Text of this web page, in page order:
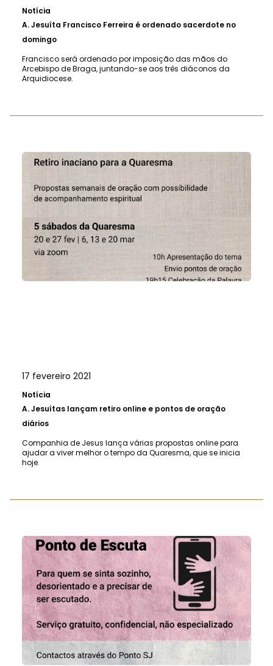
Notícia
A.Jesuíta Francisco Ferreira é ordenado sacerdote no
domingo
Francisco será ordenado por imposição das mãos do
Arcebispo de Braga, juntando-se aos três diáconos da
Arquidiocese.
17 fevereiro 2021
Notícia
A.Jesuítas lançam retiro online e pontos de oração
diários
Companhia de Jesus lança várias propostas online para
ajudar a viver melhor o tempo da Quaresma, que se inicia
hoje.